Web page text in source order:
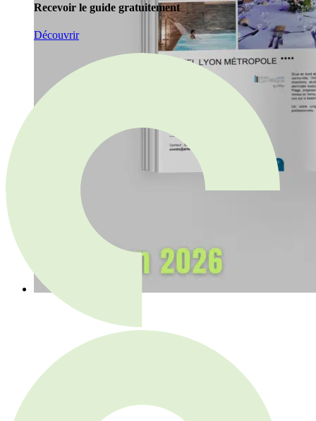
Recevoir le guide gratuitement
Découvrir